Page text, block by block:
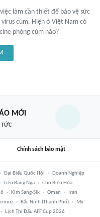
làm cần thiết để bảo vệ sức
cúm. Hiện ở Việt Nam có
phòng cúm nào?
MỚI
Chính sách bảo mật
Đại Biểu Quốc Hội
Doanh Nghiệp
Liên Bang Nga
Chợ Biên Hòa
Kim Sang-Sik Oman
Iran
Bắc Ninh (thành Phố)
Mỹ
Lịch Thi Đấu AFF Cup 2026